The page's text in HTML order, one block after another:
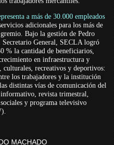
a más de 30.000 empleados
adicionales para los más de
Bajo la gestión de Pedro
Secretario General, SECLA logró
% la cantidad de beneficiarios,
en infraestructura y
culturales, recreativos y deportivos:
los trabajadores y la institución
distintas vías de comunicación del
revista trimestral,
y programa televisivo
MACHADO